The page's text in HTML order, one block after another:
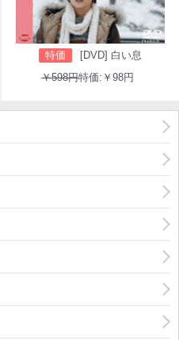
特価
[DVD] 白い息
￥598円特価:￥98円